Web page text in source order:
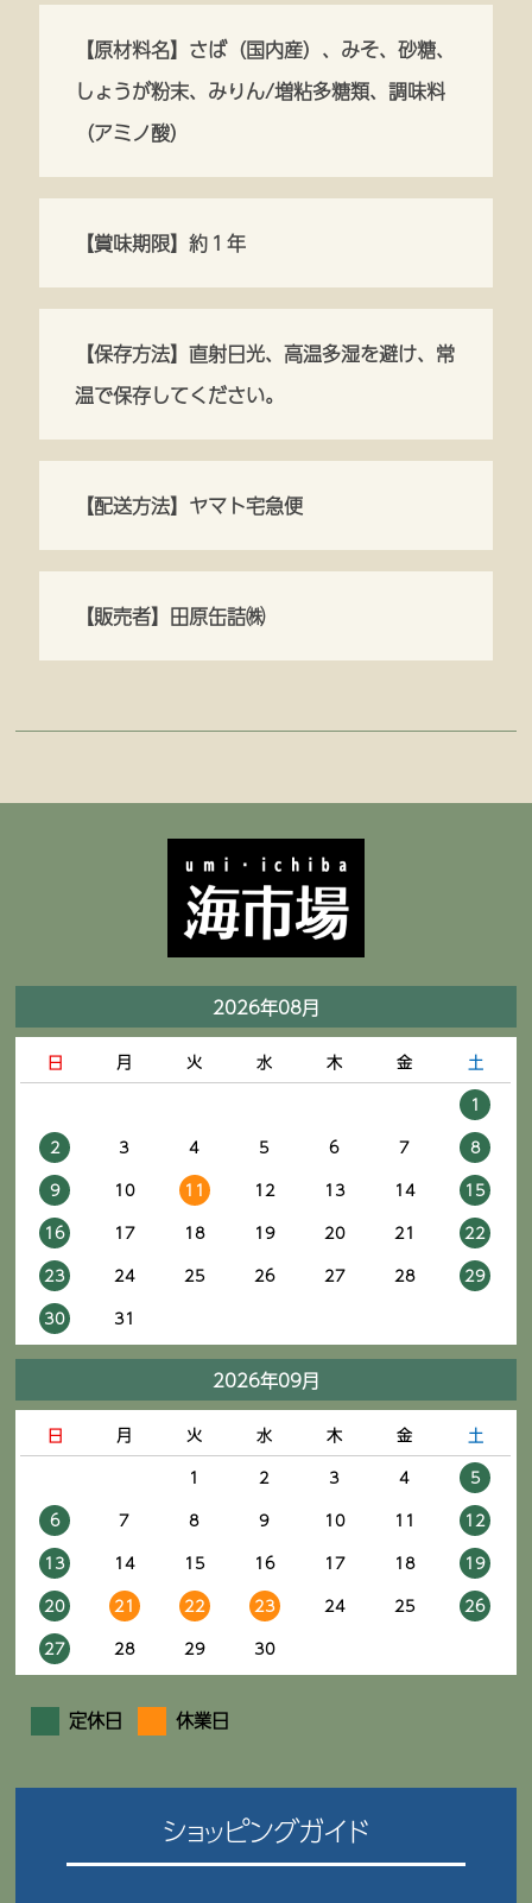
【原材料名】さば（国内産）、みそ、砂糖、
しょうが粉末、みりん/増粘多糖類、調味料
（アミノ酸）
【賞味期限】約１年
【保存方法】直射日光、高温多湿を避け、常
温で保存してください。
【配送方法】ヤマト宅急便
【販売者】田原缶詰㈱
2026年08月
日 月 火 水 木 金
土
1
2
3 4 5 6 7
8
9
10 11 12 13 14
15
16
17 18 19 20 21
22
23
24 25 26 27 28
29
30
31
2026年09月
日 月 火 水 木 金
土
1
2 3 4
5
6
7 8 9 10 11
12
13
14 15 16 17 18
19
20
21 22 23 24 25
26
27
28 29 30
定休日 休業日
ショッピングガイド